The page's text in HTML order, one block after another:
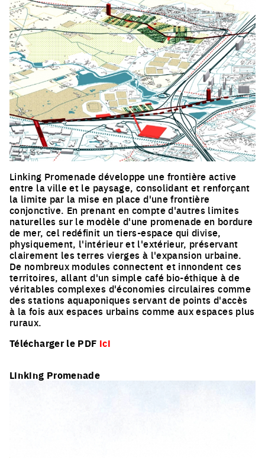
Linking Promenade développe une frontière active
entre la ville et le paysage, consolidant et renforçant
la limite par la mise en place d'une frontière
conjonctive. En prenant en compte d'autres limites
naturelles sur le modèle d'une promenade en bordure
de mer, cel redéfinit un tiers-espace qui divise,
physiquement, l'intérieur et l'extérieur, préservant
clairement les terres vierges à l'expansion urbaine.
De nombreux modules connectent et innondent ces
territoires, allant d'un simple café bio-éthique à de
véritables complexes d'économies circulaires comme
des stations aquaponiques servant de points d'accès
à la fois aux espaces urbains comme aux espaces plus
ruraux.
Télécharger le PDF ici
Linking Promenade